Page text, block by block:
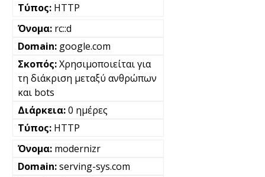
HTTP
rc::d
google.com
Χρησιμοποιείται για
τη διάκριση μεταξύ ανθρώπων
και bots
0 ημέρες
HTTP
modernizr
serving-sys.com